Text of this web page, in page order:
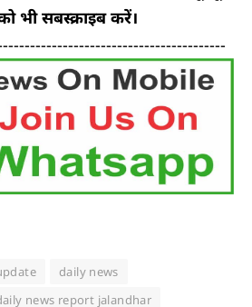
भी सबस्क्राइब करें।
daily news
news report jalandhar